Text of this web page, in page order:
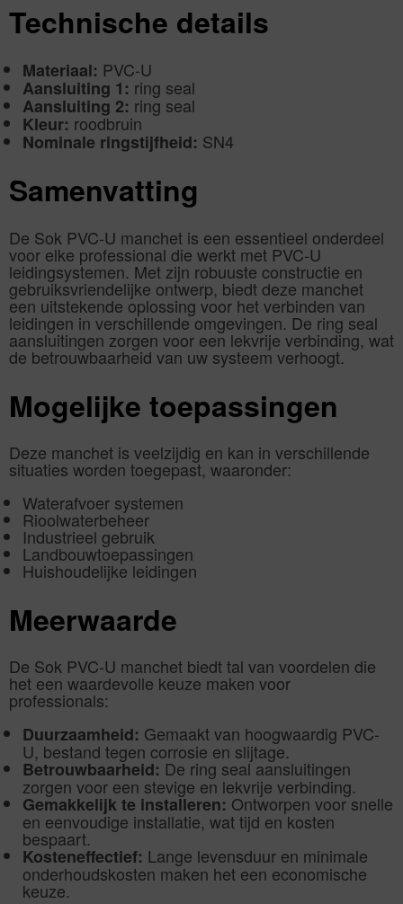
Technische details
Materiaal: PVC-U
Aansluiting 1: ring seal
Aansluiting 2: ring seal
Kleur: roodbruin
Nominale ringstijfheid: SN4
Samenvatting
De Sok PVC-U manchet is een essentieel onderdeel
voor elke professional die werkt met PVC-U
leidingsystemen. Met zijn robuuste constructie en
gebruiksvriendelijke ontwerp, biedt deze manchet
een uitstekende oplossing voor het verbinden van
leidingen in verschillende omgevingen. De ring seal
aansluitingen zorgen voor een lekvrije verbinding, wat
de betrouwbaarheid van uw systeem verhoogt.
Mogelijke toepassingen
Deze manchet is veelzijdig en kan in verschillende
situaties worden toegepast, waaronder:
Waterafvoer systemen
Rioolwaterbeheer
Industrieel gebruik
Landbouwtoepassingen
Huishoudelijke leidingen
Meerwaarde
De Sok PVC-U manchet biedt tal van voordelen die
het een waardevolle keuze maken voor
professionals:
Duurzaamheid: Gemaakt van hoogwaardig PVC-
U, bestand tegen corrosie en slijtage.
Betrouwbaarheid: De ring seal aansluitingen
zorgen voor een stevige en lekvrije verbinding.
Gemakkelijk te installeren: Ontworpen voor snelle
en eenvoudige installatie, wat tijd en kosten
bespaart.
Kosteneffectief: Lange levensduur en minimale
onderhoudskosten maken het een economische
keuze.